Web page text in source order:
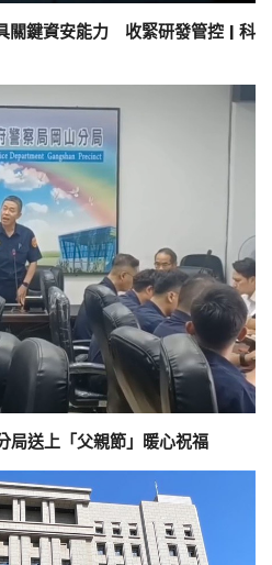
關鍵資安能力 收緊研發管控 | 科
局送上「父親節」暖心祝福